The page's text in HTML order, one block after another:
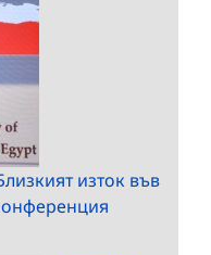
изток във